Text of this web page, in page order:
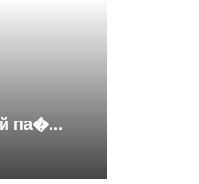
па�...